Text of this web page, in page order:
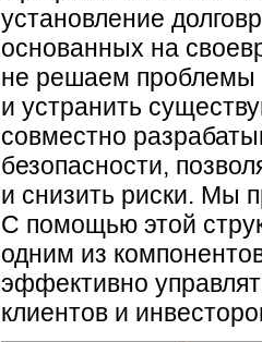
установление
основанных на
не решаем проблемы
и устранить
совместно
безопасности,
и снизить риски. Мы
С помощью этой
одним из
эффективно
клиентов и